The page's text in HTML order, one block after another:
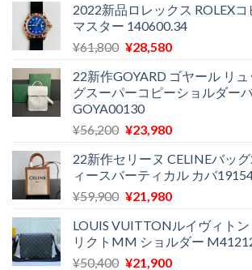
¥29,300
で
し
は
¥11,500
で
2022新品ロレックス ROLEX
マスター 140600.34
¥61,800 元
価
格
は
¥61,800
し
た。
¥28,580現
の
価
は
で
す。
22新作GOYARD ゴヤール リ
グスーパーコピーショルダー
GOYA00130
¥56,200 元
価
格
は
で
し
た。
¥23,980現
の
価
格
¥23,980
で
す。
22新作セリーヌ CELINEバッ
ィースバーティカル カバ
¥59,900 元
価
格
は
¥21,980現
の
価
格
LOUIS VUITTONルイヴィトン
リクトMM ショルダー
¥50,400 元
¥21,900現